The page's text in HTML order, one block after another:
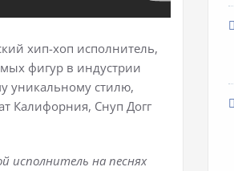
хип-хоп исполнитель,
фигур в индустрии
уникальному стилю,
Калифорния, Снуп Догг
исполнитель на песнях